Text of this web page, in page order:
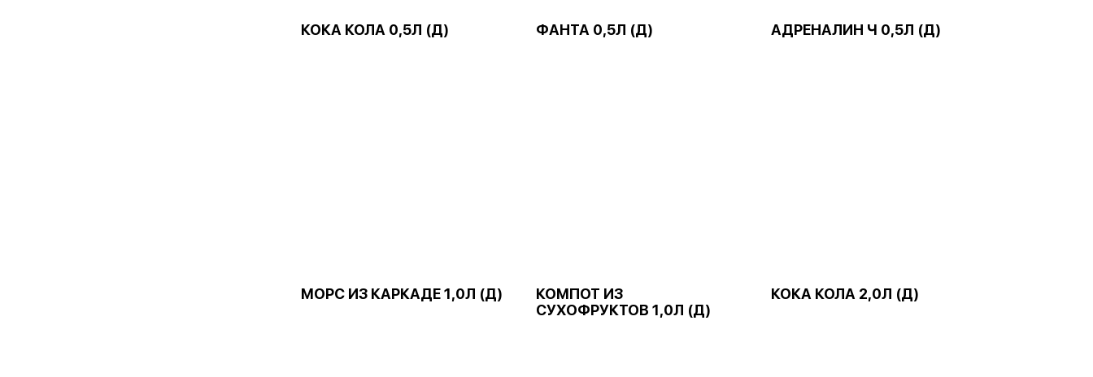
КОКА КОЛА 0,5Л (Д) ФАНТА 0,5Л (Д) АДРЕНАЛИН Ч 0,5Л (Д)
МОРС ИЗ КАРКАДЕ 1,0Л (Д)
КОМПОТ ИЗ
СУХОФРУКТОВ 1,0Л (Д)
КОКА КОЛА 2,0Л (Д)